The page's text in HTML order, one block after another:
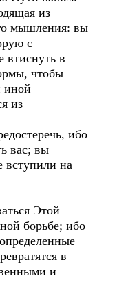
из
мышления: вы
с
втиснуть в
чтобы
иной
из
ибо
вас; вы
вступили на
Этой
борьбе; ибо
в
и